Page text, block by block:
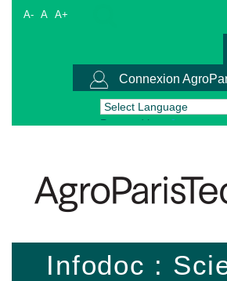
A- A A+
Connexion
Powered by
Infodoc :